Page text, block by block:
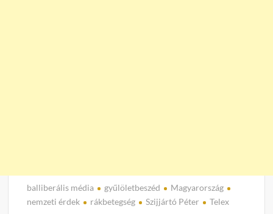
balliberális média gyűlöletbeszéd
Magyarország
nemzeti érdek
rákbetegség Szijjártó Péter Telex